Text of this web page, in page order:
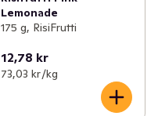
Lemonade
175 g, RisiFrutti
12,78 kr
73,03 kr /kg